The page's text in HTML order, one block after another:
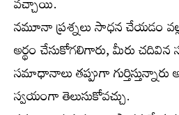
వచ్చాయి.
నమూనా ప్రశ్నలు సాధన చేయడం వల్ల
అర్థం చేసుకోగలిగారు, మీరు చదివిన
సమాధానాలు తప్పుగా
స్వయంగా తెలుసుకోవచ్చు.